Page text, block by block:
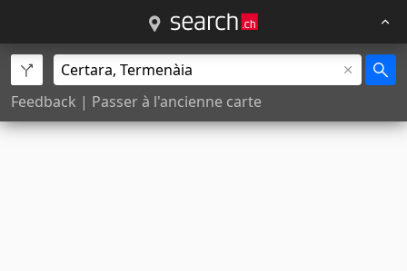
Feedback | Passer à l'ancienne carte